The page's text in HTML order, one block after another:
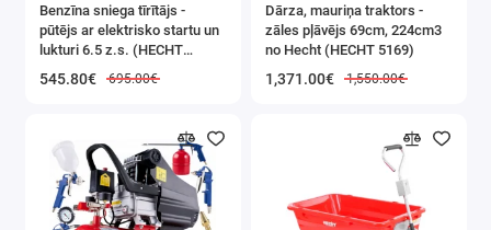
Benzīna sniega tīrītājs -
pūtējs ar elektrisko startu un
lukturi 6.5 z.s. (HECHT
545.80€ 695.00€
Dārza, mauriņa traktors -
zāles pļāvējs 69cm, 224cm3
no Hecht (HECHT 5169)
1,371.00€ 1,550.00€